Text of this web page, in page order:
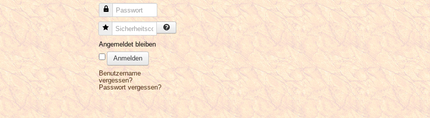
Passwort
Sicherheitscode
Angemeldet bleiben
Anmelden
Benutzername
vergessen?
Passwort vergessen?